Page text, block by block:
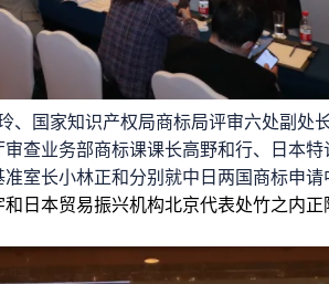
国家知识产权局商标局评审六处副处
查业务部商标课课长高野和行、日本
室长小林正和分别就中日两国商标申
日本贸易振兴机构北京代表处竹之内正